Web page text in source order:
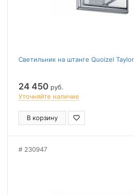
Светильник на штанге Quoizel Taylor
24 450 руб.
Уточняйте наличие
В корзину
230947